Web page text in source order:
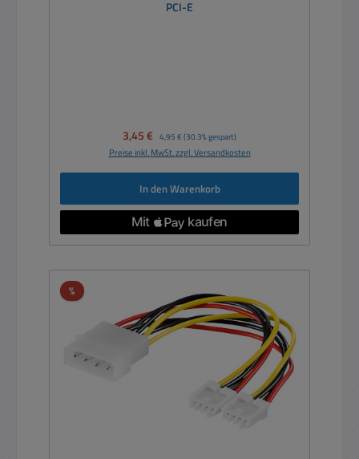
PCI-E
Verkaufspreis:
3,45 € Regulärer Preis:
4,95 € (30.3% gespart)
Preise inkl. MwSt. zzgl. Versandkosten
In den Warenkorb
%Rabatt